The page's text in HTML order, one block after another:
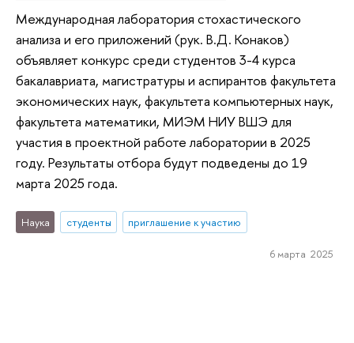
Международная лаборатория стохастического
анализа и его приложений (рук. В.Д. Конаков)
объявляет конкурс среди студентов 3-4 курса
бакалавриата, магистратуры и аспирантов факультета
экономических наук, факультета компьютерных наук,
факультета математики, МИЭМ НИУ ВШЭ для
участия в проектной работе лаборатории в 2025
году. Результаты отбора будут подведены до 19
марта 2025 года.
Наука студенты приглашение к участию
6 марта 2025